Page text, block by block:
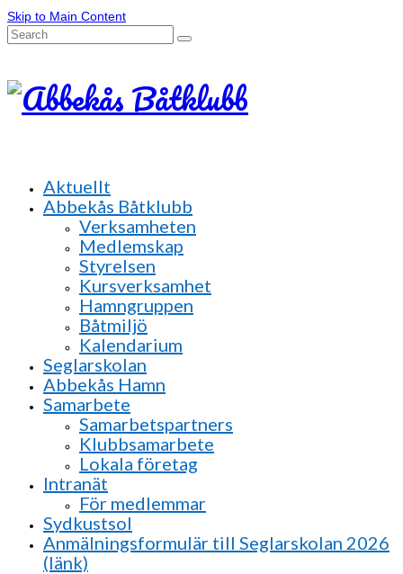
Skip to Main Content
Search
Aktuellt
Abbekås Båtklubb
Verksamheten
Medlemskap
Styrelsen
Kursverksamhet
Hamngruppen
Båtmiljö
Kalendarium
Seglarskolan
Abbekås Hamn
Samarbete
Samarbetspartners
Klubbsamarbete
Lokala företag
Intranät
För medlemmar
Sydkustsol
Anmälningsformulär till Seglarskolan 2026
(länk)